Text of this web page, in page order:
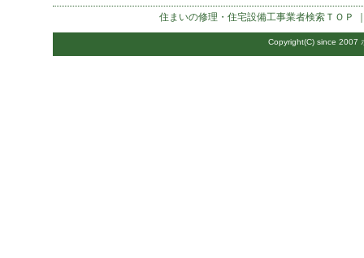
住まいの修理・住宅設備工事業者検索 ＴＯＰ
Copyright(C) since 2007